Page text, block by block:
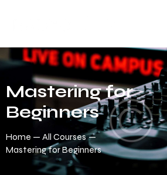
Mastering for
Beginners
Home
All Courses
Mastering for Beginners